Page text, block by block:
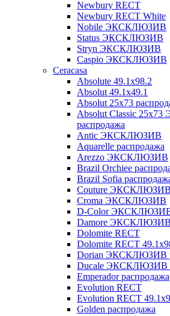
Newbury RECT
Newbury RECT White
Nobile ЭКСКЛЮЗИВ
Status ЭКСКЛЮЗИВ
Stryn ЭКСКЛЮЗИВ
Сaspio ЭКСКЛЮЗИВ
Ceracasa
Absolute 49.1x98.2
Absolut 49.1x49.1
Absolut 25x73
Absolut Classic
распродажа
Antic ЭКСКЛЮЗИВ
Aquarelle распродажа
Arezzo ЭКСКЛЮЗИВ
Brazil Orchiee
Brazil Sofia
Couture ЭКСКЛЮЗИВ
Croma ЭКСКЛЮЗИВ
D-Color ЭКСКЛЮЗИВ
Damore ЭКСКЛЮЗИВ
Dolomite RECT
Dolomite RECT
Dorian ЭКСКЛЮЗИВ
Ducale ЭКСКЛЮЗИВ
Emperador распродажа
Evolution RECT
Evolution RECT
Golden распродажа